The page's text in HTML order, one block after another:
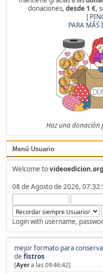
donaciones, desde 1 €,
[
PARA MÁS
Haz una donación
Menú Usuario
Welcome to
08 de Agosto de 2026,
Login with username,
mejor formato para
de fistros
[Ayera las 09:46:42]